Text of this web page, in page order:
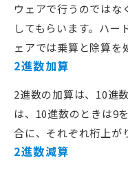
ウェアで行うのではな
してもらいます。ハー
ェアでは乗算と除算
2進数加算
2進数の加算は、10進
は、10進数のときは9
合に、それぞれ桁上が
2進数減算